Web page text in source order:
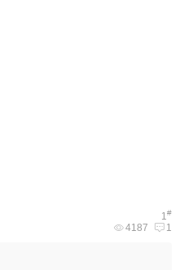
1#
4187 1